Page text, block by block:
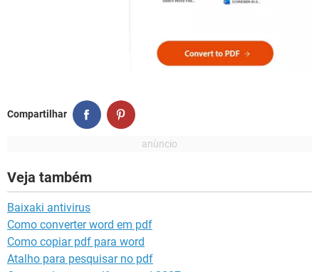
Compartilhar
Veja também
Baixaki antivirus
Como converter word em pdf
Como copiar pdf para word
Atalho para pesquisar no pdf